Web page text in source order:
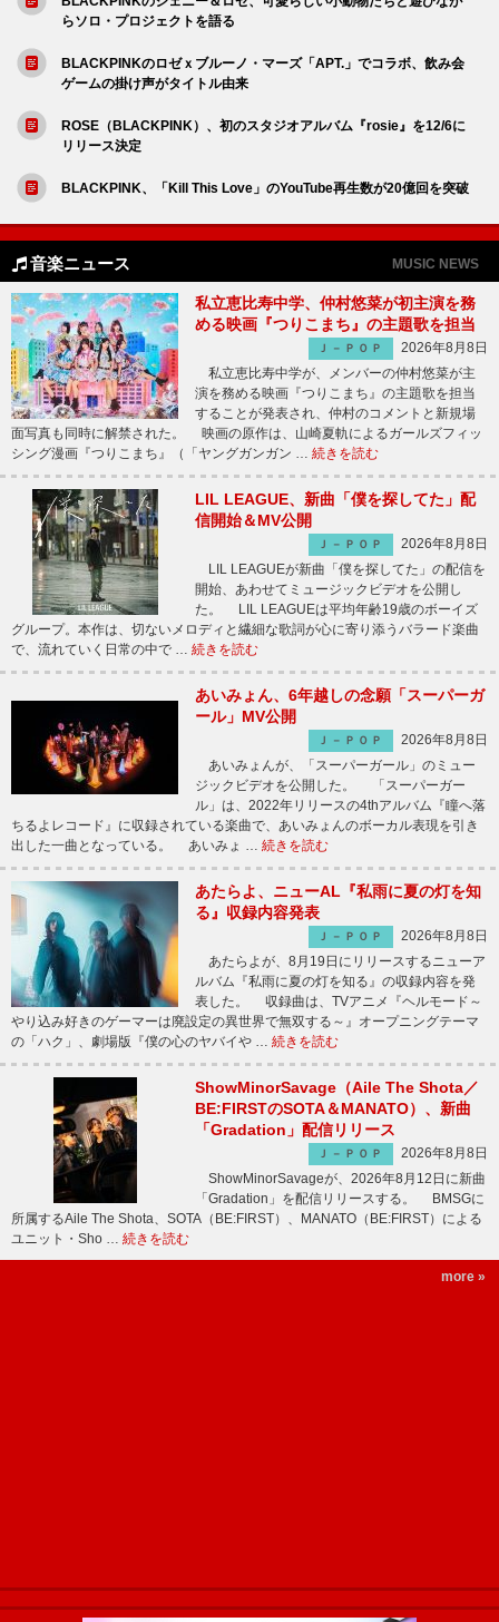
らソロ・プロジェクトを語る
BLACKPINKのロゼｘブルーノ・マーズ「APT.」でコラボ、飲み会
ゲームの掛け声がタイトル由来
ROSE（BLACKPINK）、初のスタジオアルバム『rosie』を12/6に
リリース決定
BLACKPINK、「Kill This Love」のYouTube再生数が20億回を突破
音楽ニュース MUSIC NEWS
私立恵比寿中学、仲村悠菜が初主演を務
める映画『つりこまち』の主題歌を担当
Ｊ－ＰＯＰ
2026年8月8日
私立恵比寿中学が、メンバーの仲村悠菜が主
演を務める映画『つりこまち』の主題歌を担当
することが発表され、仲村のコメントと新規場
面写真も同時に解禁された。 映画の原作は、山崎夏軌によるガールズフィッ
シング漫画『つりこまち』（「ヤングガンガン … 続きを読む
LIL LEAGUE、新曲「僕を探してた」配
信開始＆MV公開
Ｊ－ＰＯＰ
2026年8月8日
LIL LEAGUEが新曲「僕を探してた」の配信を
開始、あわせてミュージックビデオを公開し
た。 LIL LEAGUEは平均年齢19歳のボーイズ
グループ。本作は、切ないメロディと繊細な歌詞が心に寄り添うバラード楽曲
で、流れていく日常の中で … 続きを読む
あいみょん、6年越しの念願「スーパーガ
ール」MV公開
Ｊ－ＰＯＰ
2026年8月8日
あいみょんが、「スーパーガール」のミュー
ジックビデオを公開した。 「スーパーガー
ル」は、2022年リリースの4thアルバム『瞳へ落
ちるよレコード』に収録されている楽曲で、あいみょんのボーカル表現を引き
出した一曲となっている。 あいみょ … 続きを読む
あたらよ、ニューAL『私雨に夏の灯を知
る』収録内容発表
Ｊ－ＰＯＰ
2026年8月8日
あたらよが、8月19日にリリースするニューア
ルバム『私雨に夏の灯を知る』の収録内容を発
表した。 収録曲は、TVアニメ『ヘルモード～
やり込み好きのゲーマーは廃設定の異世界で無双する～』オープニングテーマ
の「ハク」、劇場版『僕の心のヤバイや … 続きを読む
ShowMinorSavage（Aile The Shota／
BE:FIRSTのSOTA＆MANATO）、新曲
「Gradation」配信リリース
Ｊ－ＰＯＰ
2026年8月8日
ShowMinorSavageが、2026年8月12日に新曲
「Gradation」を配信リリースする。 BMSGに
所属するAile The Shota、SOTA（BE:FIRST）、MANATO（BE:FIRST）による
ユニット・Sho … 続きを読む
more »